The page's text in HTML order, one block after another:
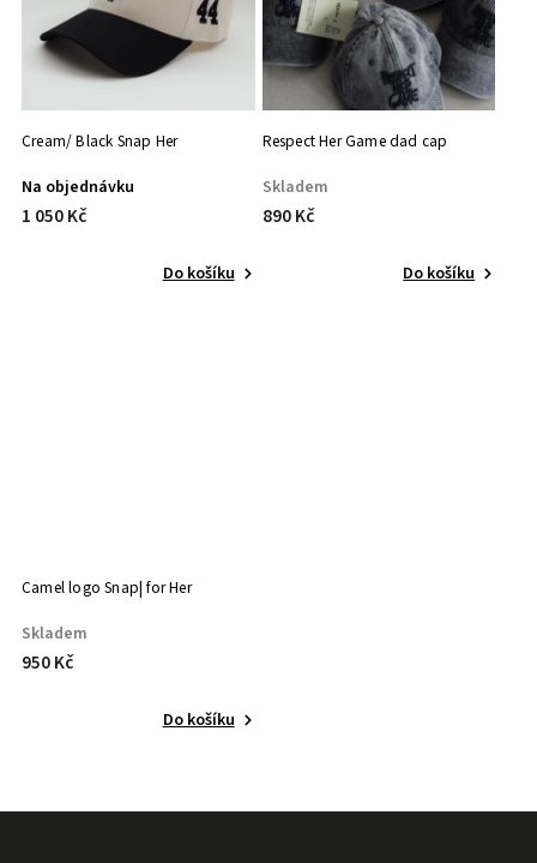
Cream/ Black Snap Her
Na objednávku
1 050 Kč
Do košíku
Respect Her Game dad cap
Skladem
890 Kč
Do košíku
Camel logo Snap| for Her
Skladem
950 Kč
Do košíku